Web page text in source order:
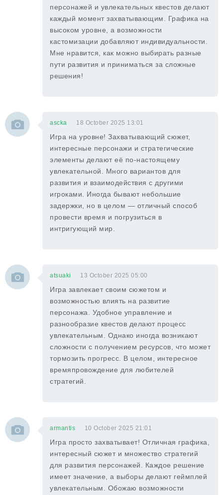
персонажей и увлекательных квестов делают
каждый момент захватывающим. Графика на
высоком уровне, а возможности
кастомизации добавляют индивидуальности.
Мне нравится, как можно выбирать разные
пути развития и приниматься за сложные
решения!
ascka 18 October 2025 13:01
Игра на уровне! Захватывающий сюжет,
интересные персонажи и стратегические
элементы делают её по-настоящему
увлекательной. Много вариантов для
развития и взаимодействия с другими
игроками. Иногда бывают небольшие
задержки, но в целом — отличный способ
провести время и погрузиться в
интригующий мир.
atsuaki 13 October 2025 05:00
Игра завлекает своим сюжетом и
возможностью влиять на развитие
персонажа. Удобное управление и
разнообразие квестов делают процесс
увлекательным. Однако иногда возникают
сложности с получением ресурсов, что может
тормозить прогресс. В целом, интересное
времяпровождение для любителей
стратегий.
armantis 10 October 2025 21:01
Игра просто захватывает! Отличная графика,
интересный сюжет и множество стратегий
для развития персонажей. Каждое решение
имеет значение, а выборы делают геймплей
увлекательным. Обожаю возможности